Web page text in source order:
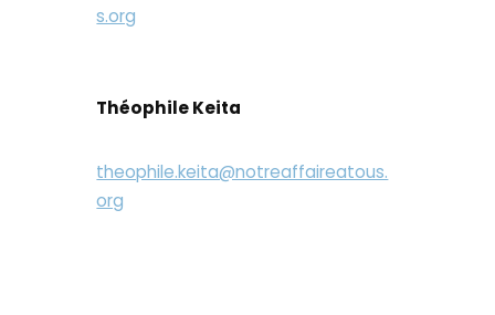
s.org
Théophile Keita
theophile.keita@notreaffaireatous.
org